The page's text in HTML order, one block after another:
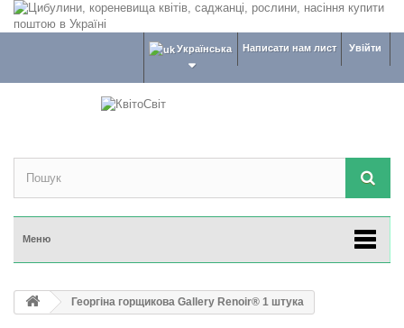
Увійти
Написати нам лист
Українська
Меню
Георгіна горщикова Gallery Renoir® 1 штука